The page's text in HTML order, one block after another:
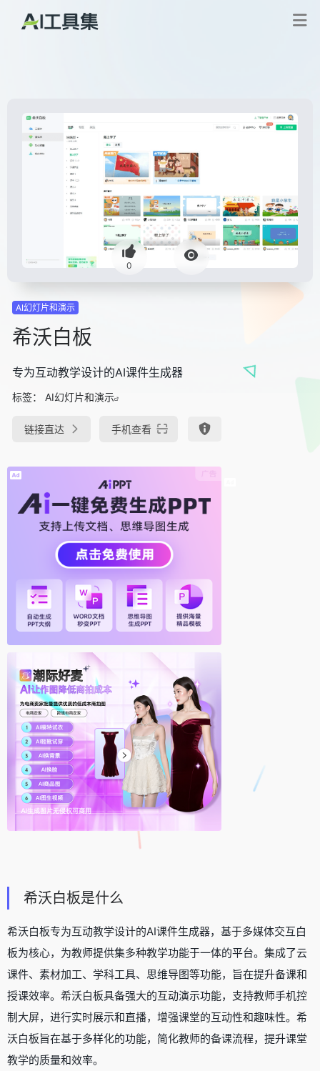
0
AI幻灯片和演示
希沃白板
专为互动教学设计的AI课件生成器
标签： AI幻灯片和演示
链接直达 手机查看
希沃白板是什么
希沃白板专为互动教学设计的AI课件生成器，基于多媒体交互白
板为核心，为教师提供集多种教学功能于一体的平台。集成了云
课件、素材加工、学科工具、思维导图等功能，旨在提升备课和
授课效率。希沃白板具备强大的互动演示功能，支持教师手机控
制大屏，进行实时展示和直播，增强课堂的互动性和趣味性。希
沃白板旨在基于多样化的功能，简化教师的备课流程，提升课堂
教学的质量和效率。